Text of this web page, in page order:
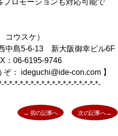
プロモーションも対応可能で
ウスケ）
中島5-6-13 新大阪御幸ビル6F
06-6195-9746
： ideguchi@ide-con.com 】
*-*-*-*-*-*-*-*-*-*-*-*-*-*-*-*-*-*-
投稿ナビゲーション
← 前の記事へ
次の記事へ→